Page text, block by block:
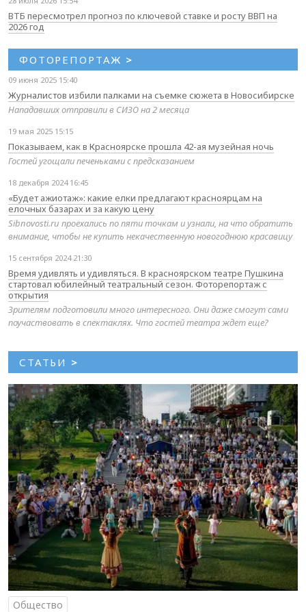
ВТБ пересмотрел прогноз по ключевой ставке и росту ВВП на
2026 год
ФОТОРЕПОРТАЖ >
09 июня 2025 15:40
Журналистов избили палками на съемке сюжета в Новосибирске
Нападавших отправили в СИЗО на 2 месяца
19 мая 2025 15:15
Показываем, как в Красноярске прошла 42-ая музейная ночь
Гостей угощали печеньками с предсказанием
18 декабря 2024 16:45
«Будет ажиотаж»: какие елки предлагают красноярцам на
елочных базарах и за какую цену
Sibnovosti.ru проехались по пяти точкам и узнали, на что обратить
внимание, чтобы не купить некачественную новогоднюю красавицу
15 сентября 2024 21:30
Время удивлять и удивляться. В красноярском театре Пушкина
стартовал юбилейный театральный сезон. Фоторепортаж с
открытия
Зрителям подготовили много интересного. Они даже смогут сами
поучаствовать в спектаклях. Что гостей театра ждет еще?
СТАТЬИ >
Общество